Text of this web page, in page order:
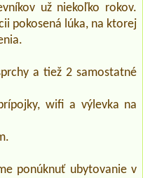
už niekoľko rokov.
pokosená lúka, na ktorej
a tiež 2 samostatné
wifi a výlevka na
ponúknuť ubytovanie v